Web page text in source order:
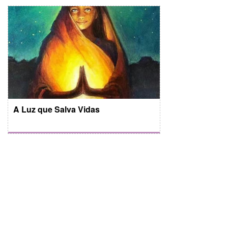
A Luz que Salva Vidas